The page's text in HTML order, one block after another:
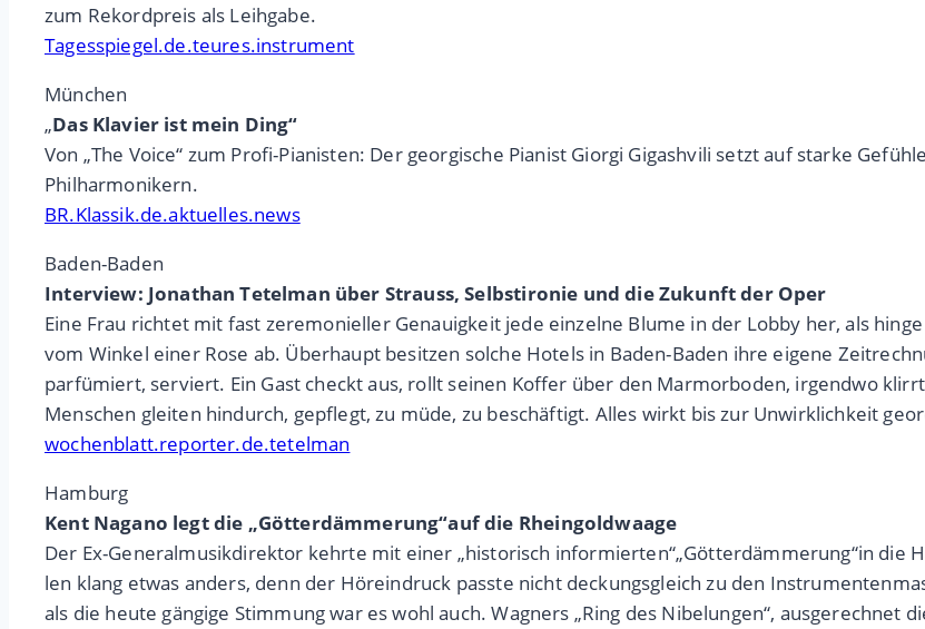
zum Rekordpreis als Leihgabe.
Tagesspiegel.de.teures.instrument
München
„Das Klavier ist mein Ding“
Von „The Voice“ zum Profi-Pianisten: Der georgische Pianist Giorgi Gigashvili setzt auf starke
Philharmonikern.
BR.Klassik.de.aktuelles.news
Baden-Baden
Interview: Jonathan Tetelman über Strauss, Selbstironie und die Zukunft der Oper
Eine Frau richtet mit fast zeremonieller Genauigkeit jede einzelne Blume in der Lobby her, als
vom Winkel einer Rose ab. Überhaupt besitzen solche Hotels in Baden-Baden ihre eigene
parfümiert, serviert. Ein Gast checkt aus, rollt seinen Koffer über den Marmorboden, irgendwo
Menschen gleiten hindurch, gepflegt, zu müde, zu beschäftigt. Alles wirkt bis zur Unwirklichkeit
wochenblatt.reporter.de.tetelman
Hamburg
Kent Nagano legt die „Göt­ter­däm­me­rung“auf die Rhein­gold­waage
Der Ex-Gene­ral­mu­sik­di­rek­tor kehrte mit einer „histo­risch infor­mier­ten“„Göt­ter­däm­me­rung“in die
len klang etwas anders, denn der Hörein­druck pas­ste nicht deckungs­gleich zu den
als die heute gän­gige Stim­mung war es wohl auch. Wag­ners „Ring des Nibe­lun­gen“, aus­ge­rech­net